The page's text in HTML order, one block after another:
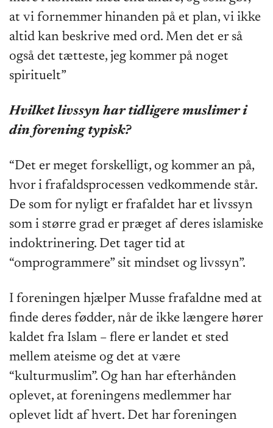
at vi fornemmer hinanden på et plan, vi ikke
altid kan beskrive med ord. Men det er så
også det tætteste, jeg kommer på noget
spirituelt”
Hvilket livssyn har tidligere muslimer i
din forening typisk?
“Det er meget forskelligt, og kommer an på,
hvor i frafaldsprocessen vedkommende står.
De som for nyligt er frafaldet har et livssyn
som i større grad er præget af deres islamiske
indoktrinering. Det tager tid at
“omprogrammere” sit mindset og livssyn”.
I foreningen hjælper Musse frafaldne med at
finde deres fødder, når de ikke længere hører
kaldet fra Islam – flere er landet et sted
mellem ateisme og det at være
“kulturmuslim”. Og han har efterhånden
oplevet, at foreningens medlemmer har
oplevet lidt af hvert. Det har foreningen